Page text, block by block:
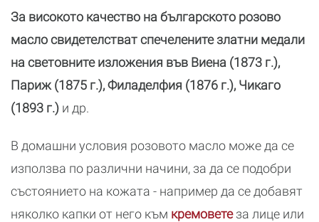
За високото качество на българското розово
масло свидетелстват спечелените златни медали
на световните изложения във Виена (1873 г.),
Париж (1875 г.), Филаделфия (1876 г.), Чикаго
(1893 г.) и др.
В домашни условия розовото масло може да се
използва по различни начини, за да се подобри
състоянието на кожата - например да се добавят
няколко капки от него към кремоветеза лице или